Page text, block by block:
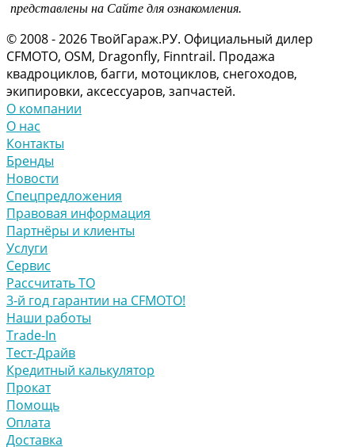
представлены на Сайте для ознакомления.
© 2008 - 2026 ТвойГараж.РУ. Официальный дилер
CFMOTO, OSM, Dragonfly, Finntrail. Продажа
квадроциклов, багги, мотоциклов, снегоходов,
экипировки, аксессуаров, запчастей.
О компании
О нас
Контакты
Бренды
Новости
Спецпредложения
Правовая информация
Партнёры и клиенты
Услуги
Сервис
Рассчитать ТО
3-й год гарантии на CFMOTO!
Наши работы
Trade-In
Тест-Драйв
Кредитный калькулятор
Прокат
Помощь
Оплата
Доставка